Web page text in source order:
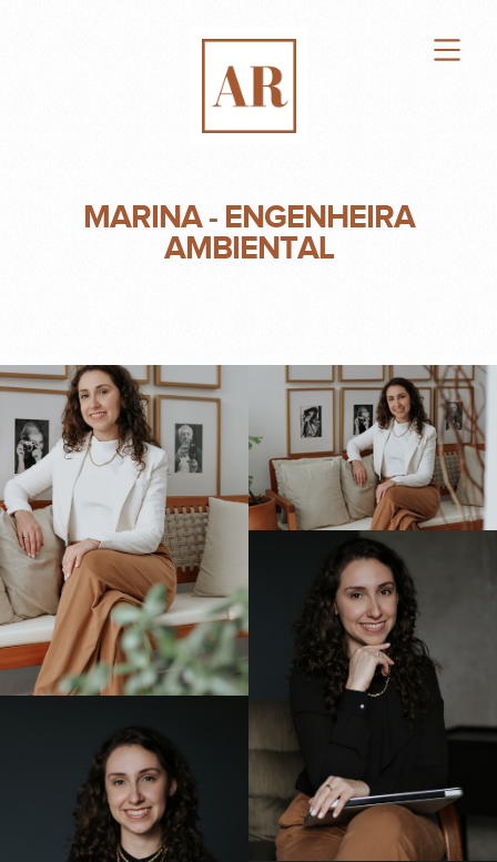
MARINA - ENGENHEIRA
AMBIENTAL